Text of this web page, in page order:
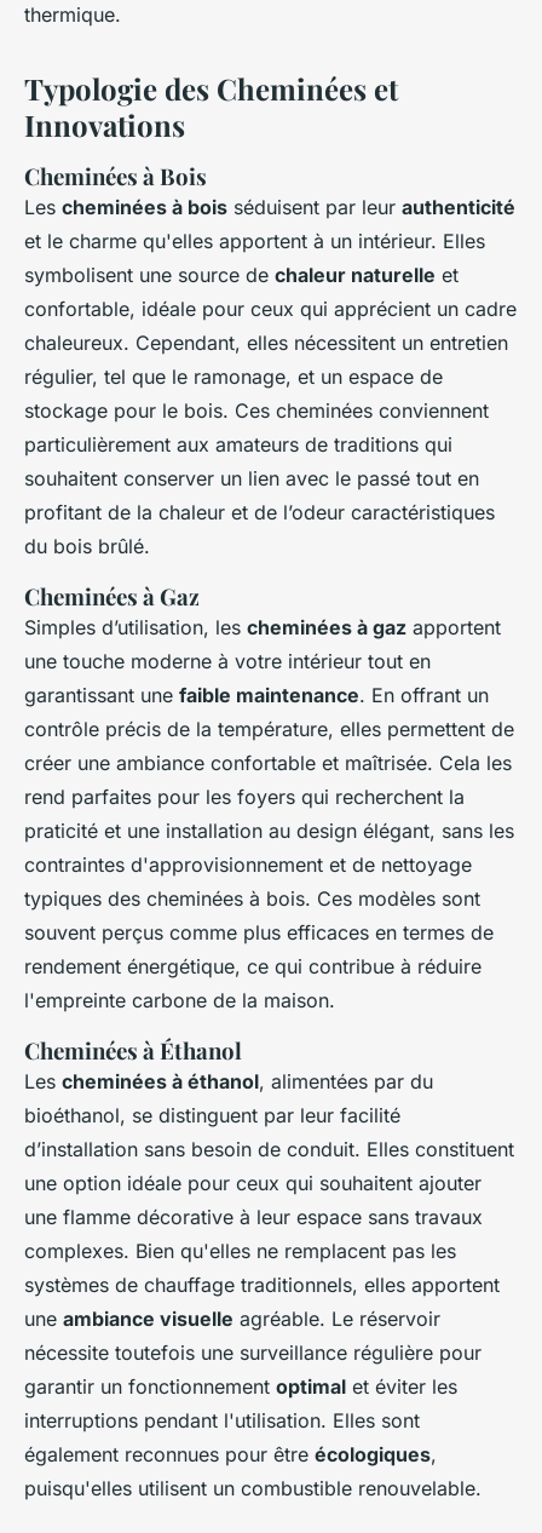
thermique.
Typologie des Cheminées et
Innovations
Cheminées à Bois
Les cheminées à bois séduisent par leur authenticité
et le charme qu'elles apportent à un intérieur. Elles
symbolisent une source de chaleur naturelle et
confortable, idéale pour ceux qui apprécient un cadre
chaleureux. Cependant, elles nécessitent un entretien
régulier, tel que le ramonage, et un espace de
stockage pour le bois. Ces cheminées conviennent
particulièrement aux amateurs de traditions qui
souhaitent conserver un lien avec le passé tout en
profitant de la chaleur et de l’odeur caractéristiques
du bois brûlé.
Cheminées à Gaz
Simples d’utilisation, les cheminées à gaz apportent
une touche moderne à votre intérieur tout en
garantissant une faible maintenance. En offrant un
contrôle précis de la température, elles permettent de
créer une ambiance confortable et maîtrisée. Cela les
rend parfaites pour les foyers qui recherchent la
praticité et une installation au design élégant, sans les
contraintes d'approvisionnement et de nettoyage
typiques des cheminées à bois. Ces modèles sont
souvent perçus comme plus efficaces en termes de
rendement énergétique, ce qui contribue à réduire
l'empreinte carbone de la maison.
Cheminées à Éthanol
Les cheminées à éthanol, alimentées par du
bioéthanol, se distinguent par leur facilité
d’installation sans besoin de conduit. Elles constituent
une option idéale pour ceux qui souhaitent ajouter
une flamme décorative à leur espace sans travaux
complexes. Bien qu'elles ne remplacent pas les
systèmes de chauffage traditionnels, elles apportent
une ambiance visuelle agréable. Le réservoir
nécessite toutefois une surveillance régulière pour
garantir un fonctionnement optimal et éviter les
interruptions pendant l'utilisation. Elles sont
également reconnues pour être écologiques,
puisqu'elles utilisent un combustible renouvelable.